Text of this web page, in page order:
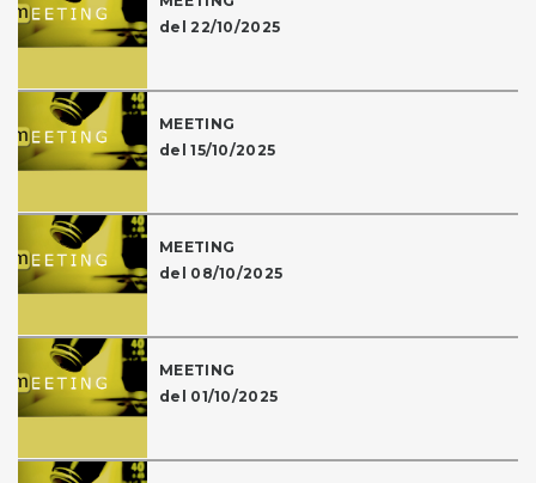
del 22/10/2025
MEETING
del 15/10/2025
MEETING
del 08/10/2025
MEETING
del 01/10/2025